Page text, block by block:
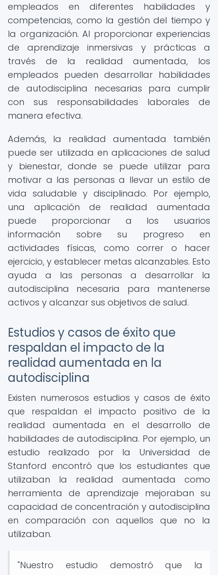
empleados en diferentes habilidades y
competencias, como la gestión del tiempo y
la organización. Al proporcionar experiencias
de aprendizaje inmersivas y prácticas a
través de la realidad aumentada, los
empleados pueden desarrollar habilidades
de autodisciplina necesarias para cumplir
con sus responsabilidades laborales de
manera efectiva.
Además, la realidad aumentada también
puede ser utilizada en aplicaciones de salud
y bienestar, donde se puede utilizar para
motivar a las personas a llevar un estilo de
vida saludable y disciplinado. Por ejemplo,
una aplicación de realidad aumentada
puede proporcionar a los usuarios
información sobre su progreso en
actividades físicas, como correr o hacer
ejercicio, y establecer metas alcanzables. Esto
ayuda a las personas a desarrollar la
autodisciplina necesaria para mantenerse
activos y alcanzar sus objetivos de salud.
Estudios y casos de éxito que
respaldan el impacto de la
realidad aumentada en la
autodisciplina
Existen numerosos estudios y casos de éxito
que respaldan el impacto positivo de la
realidad aumentada en el desarrollo de
habilidades de autodisciplina. Por ejemplo, un
estudio realizado por la Universidad de
Stanford encontró que los estudiantes que
utilizaban la realidad aumentada como
herramienta de aprendizaje mejoraban su
capacidad de concentración y autodisciplina
en comparación con aquellos que no la
utilizaban.
"Nuestro estudio demostró que la